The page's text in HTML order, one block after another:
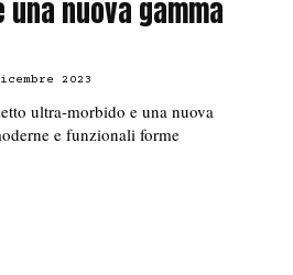
nuova gamma
2023
ultra-morbido e una nuova
e funzionali forme